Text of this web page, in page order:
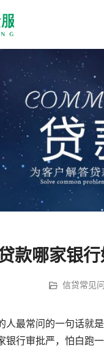
款哪家银
信贷常见
人最常问的一句话就
银行审批严，怕白跑一